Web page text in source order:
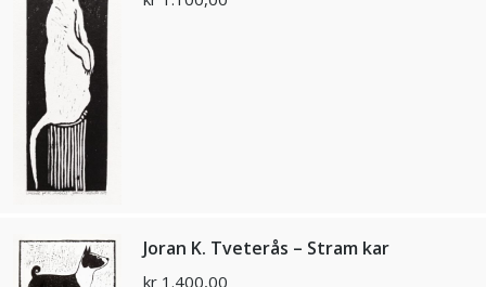
Joran K. Tveterås – Stram kar
kr 1.400,00